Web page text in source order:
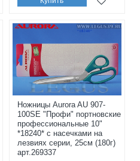
Ножницы Aurora AU 907-
100SE "Профи" портновские
профессиональные 10"
*18240* с насечками на
лезвиях серии, 25см (180г)
арт.269337